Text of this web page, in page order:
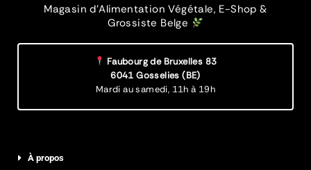
Magasin d’Alimentation Végétale, E-Shop &
Grossiste Belge
Faubourg de Bruxelles 83
6041 Gosselies (BE)
Mardi au samedi, 11h à 19h
À propos